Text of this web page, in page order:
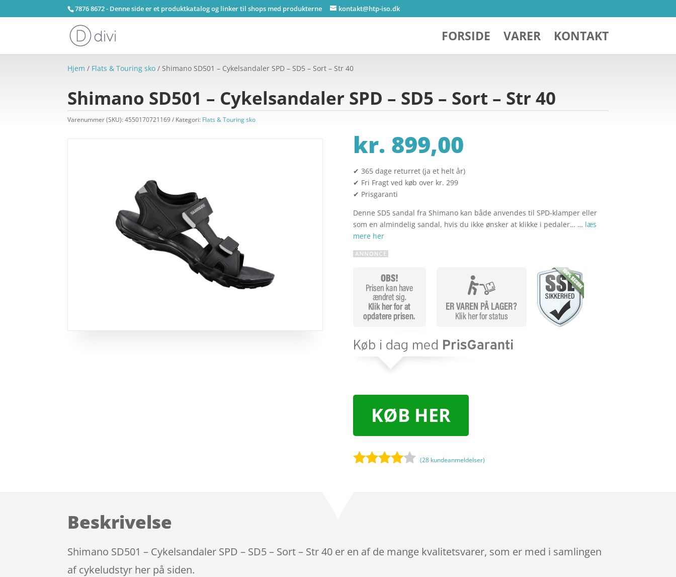
7876 8672 - Denne side er et produktkatalog og linker til shops med produkterne kontakt@htp-iso.dk
FORSIDE VARER KONTAKT
Hjem / Flats & Touring sko / Shimano SD501 – Cykelsandaler SPD – SD5 – Sort – Str 40
Shimano SD501 – Cykelsandaler SPD – SD5 – Sort – Str 40
Varenummer (SKU):4550170721169 Kategori: Flats & Touring sko
kr. 899,00
✔ 365 dage returret (ja et helt år)
✔ Fri Fragt ved køb over kr. 299
✔ Prisgaranti
Denne SD5 sandal fra Shimano kan både anvendes til SPD-klamper eller
som en almindelig sandal, hvis du ikke ønsker at klikke i pedaler… … læs
mere her
KØB HER
ømmels
er
(28 kundeanmeldelser)
Beskrivelse
Shimano SD501 – Cykelsandaler SPD – SD5 – Sort – Str 40 er en af de mange kvalitetsvarer, som er med i samlingen
af cykeludstyr her på siden.